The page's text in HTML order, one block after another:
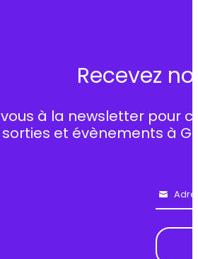
Recevez
à la newsletter pour
et évènements à
Email